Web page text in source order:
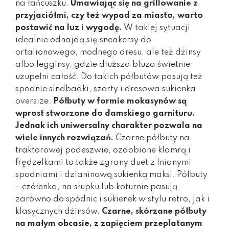
na łańcuszku. Umawiając się na grillowanie z
przyjaciółmi, czy też wypad za miasto, warto
postawić na luz i wygodę. W takiej sytuacji
idealnie odnajdą się sneakersy do
ortalionowego, modnego dresu, ale też dżinsy
albo legginsy, gdzie dłuższa bluza świetnie
uzupełni całość. Do takich półbutów pasują też
spodnie sindbadki, szorty i dresowa sukienka
oversize. Półbuty w formie mokasynów są
wprost stworzone do damskiego garnituru.
Jednak ich uniwersalny charakter pozwala na
wiele innych rozwiązań. Czarne półbuty na
traktorowej podeszwie, ozdobione klamrą i
frędzelkami to także zgrany duet z lnianymi
spodniami i dzianinową sukienką maksi. Półbuty
– czółenka, na słupku lub koturnie pasują
zarówno do spódnic i sukienek w stylu retro, jak i
klasycznych dżinsów. Czarne, skórzane półbuty
na małym obcasie, z zapięciem przeplatanym